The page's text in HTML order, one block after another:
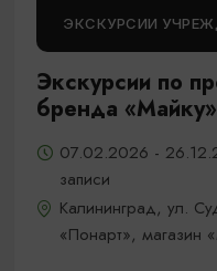
ЭКСКУРСИИ
Экскурсии по
бренда «Майку»
07.02.2026 -
записи
Калининград, ул.
«Понарт», магазин